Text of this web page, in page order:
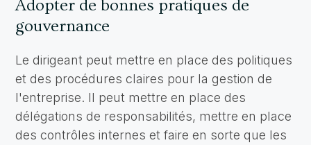
Adopter de bonnes pratiques de
gouvernance
Le dirigeant peut mettre en place des politiques
et des procédures claires pour la gestion de
l'entreprise. Il peut mettre en place des
délégations de responsabilités, mettre en place
des contrôles internes et faire en sorte que les